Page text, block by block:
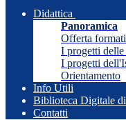
Didattica
Panoramica
Offerta
I progetti delle
I progetti
Orientamento
Info Utili
Biblioteca Digitale
Contatti